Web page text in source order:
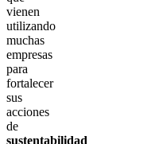
vienen
utilizando
muchas
empresas
para
fortalecer
sus
acciones
de
sustentabilidad